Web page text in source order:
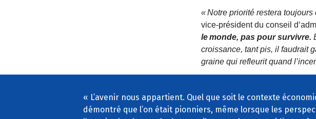
«Notre priorité restera toujours
vice-président du conseil
lemonde, pas pour survivre.
croissance, tant pis, il faudrait
graine qui refleurit quand l’
« L’avenir nous appartient. Quel que soit le contexte
démontré que l’on était pionniers, même lorsque les